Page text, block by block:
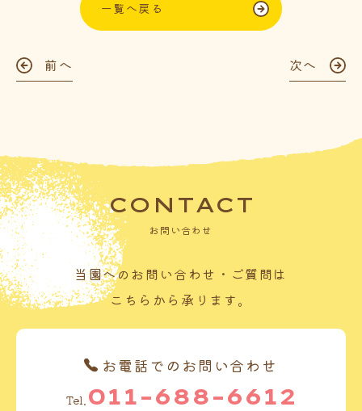
一覧へ戻る
前へ 次へ
CONTACT
お問い合わせ
当園へのお問い合わせ・ご質問は
こちらから承ります。
お電話でのお問い合わせ
Tel. 011-688-6612